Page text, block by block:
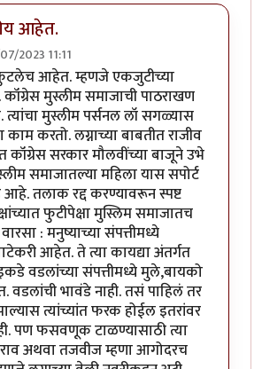
आहेत.
2023 11:11
आहेत. म्हणजे एकजुटीच्या
मुस्लीम समाजाची पाठराखण
मुस्लीम पर्सनल लॉ सगळ्यास
करतो. लग्नाच्या बाबतीत राजीव
कॉंग्रेस सरकार मौलवींच्या बाजूने उभे
समाजातल्या महिला यास सपोर्ट
तलाक रद्द करण्यावरून स्पष्ट
फुटीपेक्षा मुस्लिम समाजातच
: मनुष्याच्या संपत्तीमध्ये
आहेत. ते त्या कायद्या अंतर्गत
वडलांच्या संपत्तीमध्ये मुले,बायको
वडलांची भावंडे नाही. तसं पाहिलं तर
त्यांच्यांत फरक होईल इतरांवर
पण फसवणूक टाळण्यासाठी त्या
अथवा तजवीज म्हणा आगोदरच